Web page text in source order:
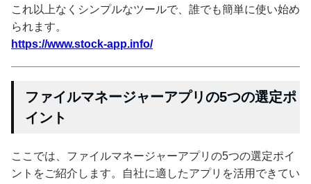
これ以上なくシンプルなツールで、誰でも簡単に使い始め
られます。
https://www.stock-app.info/
ファイルマネージャーアプリの5つの選定ポ
イント
ここでは、ファイルマネージャーアプリの5つの選定ポイ
ントをご紹介します。自社に適したアプリを活用できてい